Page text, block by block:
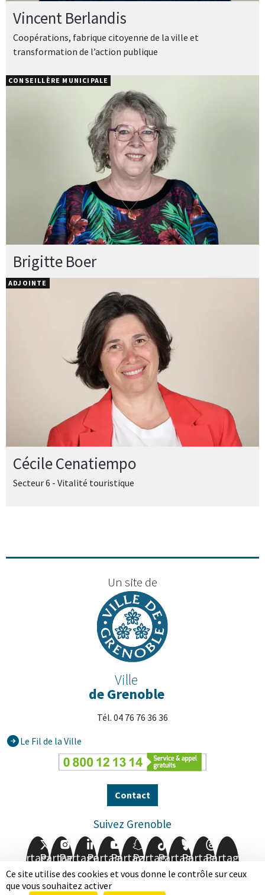
Ce site utilise des cookies et vous donne le contrôle sur ceux
que vous souhaitez activer
Vincent Berlandis
Coopérations, fabrique citoyenne de la ville et
transformation de l’action publique
Brigitte Boer
CONSEILLÈRE MUNICIPALE
Cécile Cenatiempo
Secteur 6 - Vitalité touristique
ADJOINTE
Un site de
Ville
de Grenoble
Tél. 04 76 76 36 36
Le Fil de la Ville
Contact
Suivez Grenoble
Partager
sur
Facebook
Partager
sur
Twitter
Partager
sur
Instagram
Partager
sur
LinkedIn
Partager
sur
Youtube
Partager
sur
Partager
sur
Partager
sur
Partager
sur